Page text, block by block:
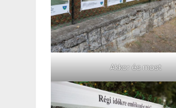
Akkor és most